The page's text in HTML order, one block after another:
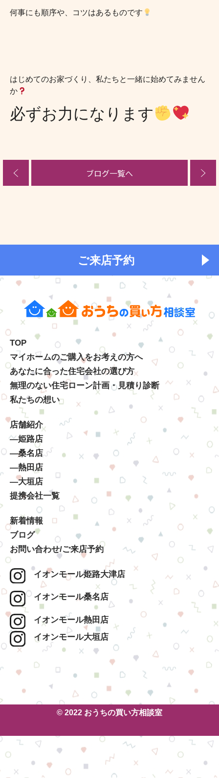
何事にも順序や、コツはあるものです
はじめてのお家づくり、私たちと一緒に始めてみません
か
必ずお力になります
ブログ一覧へ
ご来店予約
TOP
マイホームのご購入をお考えの方へ
あなたに合った住宅会社の選び方
無理のない住宅ローン計画・見積り診断
私たちの想い
店舗紹介
―姫路店
―桑名店
―熱田店
―大垣店
提携会社一覧
新着情報
ブログ
お問い合わせ/ご来店予約
イオンモール姫路大津店
イオンモール桑名店
イオンモール熱田店
イオンモール大垣店
© 2022 おうちの買い方相談室